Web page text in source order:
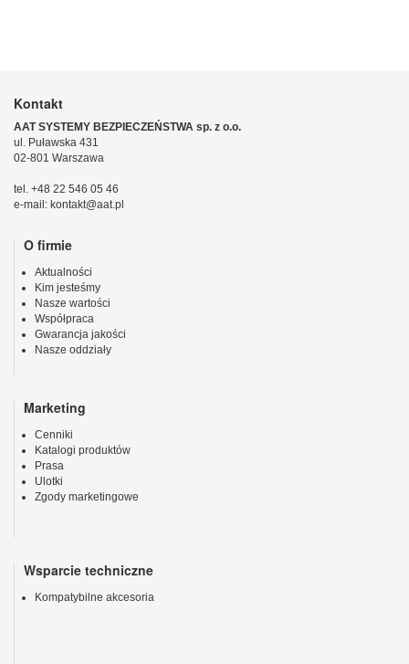
Kontakt
AAT SYSTEMY BEZPIECZEŃSTWA sp. z o.o.
ul. Puławska 431
02-801 Warszawa
tel. +48 22 546 05 46
e-mail: kontakt@aat.pl
O firmie
Aktualności
Kim jesteśmy
Nasze wartości
Współpraca
Gwarancja jakości
Nasze oddziały
Marketing
Cenniki
Katalogi produktów
Prasa
Ulotki
Zgody marketingowe
Wsparcie techniczne
Kompatybilne akcesoria